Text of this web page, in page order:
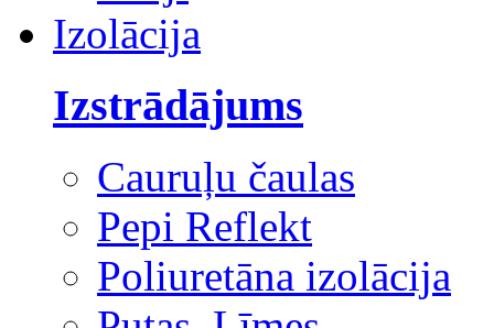
Izolācija
Izstrādājums
Cauruļu čaulas
Pepi Reflekt
Poliuretāna izolācija